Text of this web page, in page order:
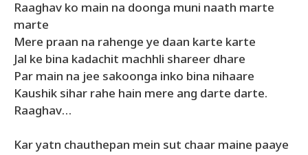
Raaghav ko main na doonga muni naath marte
marte
Mere praan na rahenge ye daan karte karte
Jal ke bina kadachit machhli shareer dhare
Par main na jee sakoonga inko bina nihaare
Kaushik sihar rahe hain mere ang darte darte.
Raaghav…
Kar yatn chauthepan mein sut chaar maine paaye